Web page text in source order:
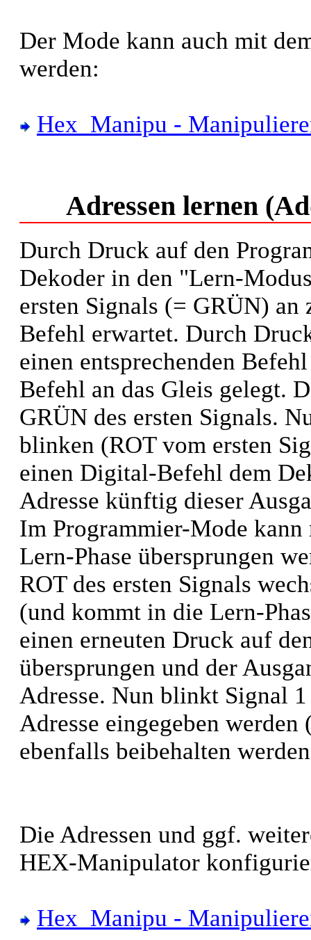
Der Mode kann auch mit
werden:
Hex_Manipu -
Adressen lernen
Durch Druck auf den
Dekoder in den "Lern-
ersten Signals (= GRÜN)
Befehl erwartet. Durch
einen entsprechenden
Befehl an das Gleis gelegt.
GRÜN des ersten Signals.
blinken (ROT vom ersten
einen Digital-Befehl dem
Adresse künftig dieser
Im Programmier-Mode
Lern-Phase übersprungen
ROT des ersten Signals
(und kommt in die Lern-
einen erneuten Druck auf
übersprungen und der
Adresse. Nun blinkt Signal
Adresse eingegeben
ebenfalls beibehalten
Die Adressen und ggf.
HEX-Manipulator
Hex_Manipu -